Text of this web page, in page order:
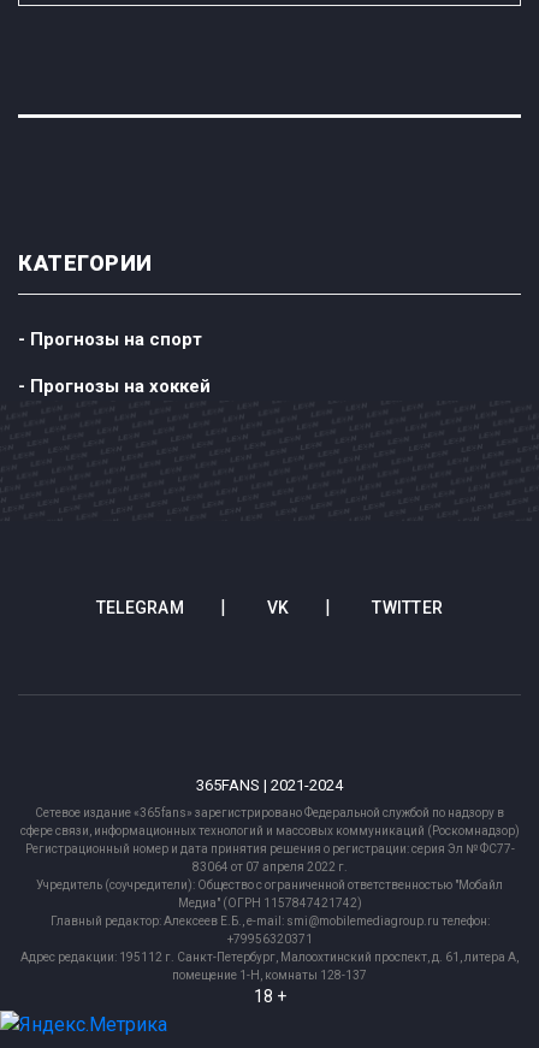
КАТЕГОРИИ
- Прогнозы на спорт
- Прогнозы на хоккей
TELEGRAM VK TWITTER
365FANS | 2021-2024
Сетевое издание «365fans» зарегистрировано Федеральной службой по надзору в
сфере связи, информационных технологий и массовых коммуникаций (Роскомнадзор)
Регистрационный номер и дата принятия решения о регистрации: серия Эл № ФС77-
83064 от 07 апреля 2022 г.
Учредитель (соучредители): Общество с ограниченной ответственностью "Мобайл
Медиа" (ОГРН 1157847421742)
Главный редактор: Алексеев Е.Б., e-mail: smi@mobilemediagroup.ru телефон:
+79956320371
Адрес редакции: 195112 г. Санкт-Петербург, Малоохтинский проспект, д. 61, литера А,
помещение 1-Н, комнаты 128-137
18 +